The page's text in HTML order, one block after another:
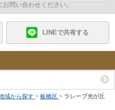
問い合わせください。
LINEで共有する
域から探す > 板橋区 > ラレーブ光が丘